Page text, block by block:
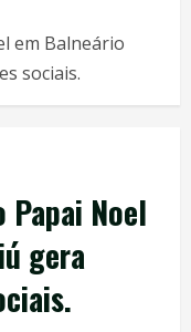
em Balneário
sociais.
Papai Noel
gera